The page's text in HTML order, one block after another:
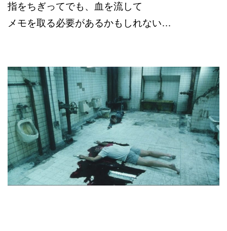
指をちぎってでも、血を流して
メモを取る必要があるかもしれない…